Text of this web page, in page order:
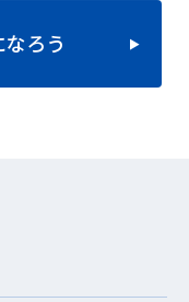
ろう